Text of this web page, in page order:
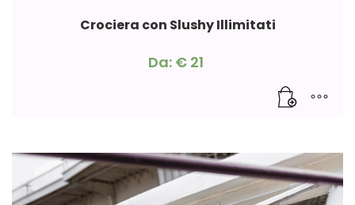
Crociera con Slushy Illimitati
Da: €21